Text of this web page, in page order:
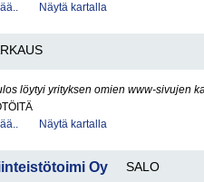
Näytä kartalla
löytyi yrityksen omien www-sivujen
Näytä kartalla
Oy SALO